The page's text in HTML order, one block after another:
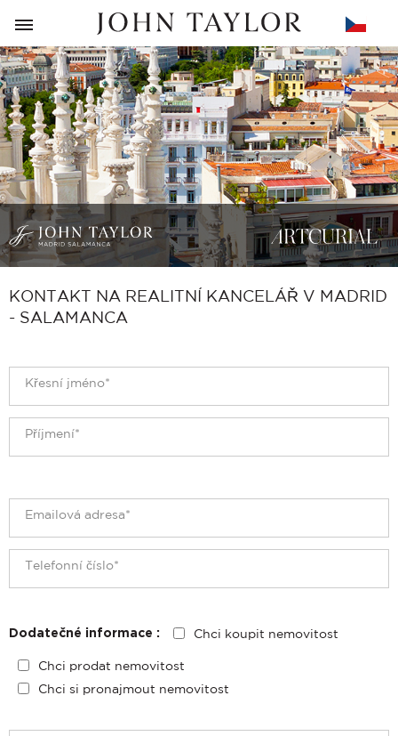
ZPĚT
KONTAKT NA REALITNÍ KANCELÁŘ V MADRID
- SALAMANCA
Dodatečné informace : Chci koupit nemovitost
Chci prodat nemovitost
Chci si pronajmout nemovitost